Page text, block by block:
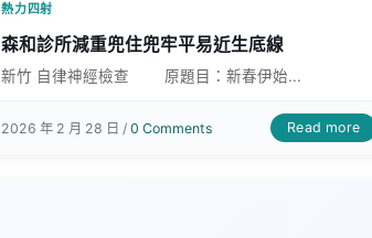
熱力四射
森和診所減重兜住兜牢平易近生底線
新竹 自律神經檢查 原題目：新春伊始...
2026 年 2 月 28 日 /0 Comments Read more